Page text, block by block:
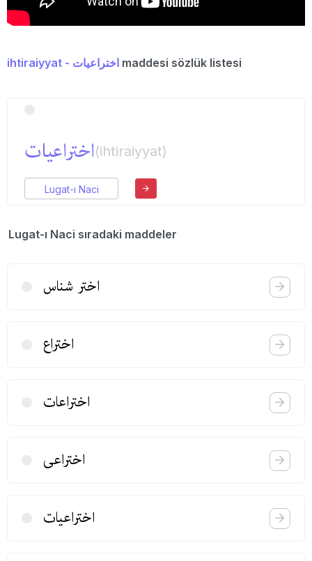
ihtiraiyyat - اختراعیات maddesi sözlük listesi
اختراعیات(ihtiraiyyat)
Lugat-ı Naci
Lugat-ı Naci sıradaki maddeler
اختر شناس
اختراع
اختراعات
اختراعی
اختراعیات